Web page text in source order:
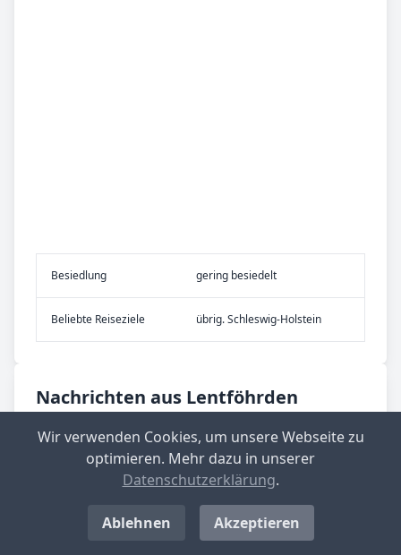
Be­sied­lung gering besiedelt
Be­lieb­te Rei­se­zie­le übrig. Schleswig-Holstein
Nachrichten aus Lentföhrden
Wir verwenden Cookies, um unsere Webseite zu
optimieren. Mehr dazu in unserer
Datenschutzerklärung.
Ablehnen Akzeptieren